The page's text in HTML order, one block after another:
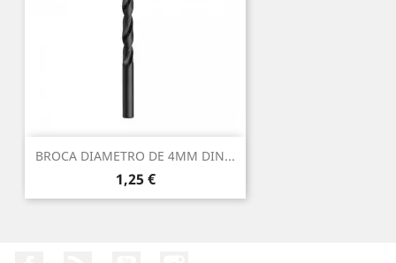
BROCA DIAMETRO DE 4MM DIN...
Precio
1,25 €